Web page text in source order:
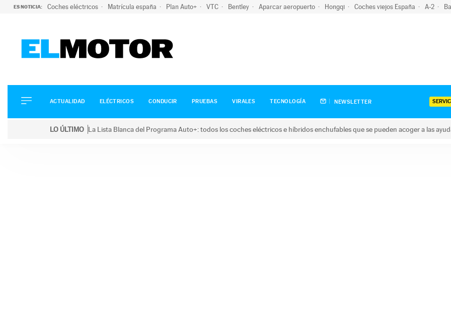
ES NOTICIA: Coches eléctricos Matrícula españa Plan Auto+ VTC Bentley Aparcar aeropuerto Hongqi Coches viejos España A-2
ELÉCTRICOS
CONDUCIR
ACTUALIDAD ELÉCTRICOS CONDUCIR PRUEBAS VIRALES TECNOLOGÍA NEWSLETTER
LO ÚLTIMO La Lista Blanca del Programa Auto+: todos los coches eléctricos e híbridos enchufables que se pueden acoger a las